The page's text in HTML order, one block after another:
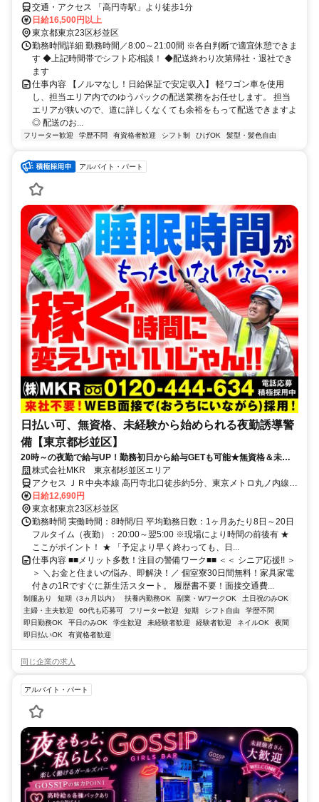
交通・アクセス 「高円寺駅」より徒歩1分
日給16,500円以上
東京都東京23区杉並区
勤務時間詳細 勤務時間／8:00～21:00間 ※各自判断で適宜休憩できま
す ◆上記時間帯でシフト応相談！ ◆配送終わり次第帰社・退社でき
ます
仕事内容 【ノルマなし！日給保証で安定収入】 軽ワゴン車を使用
し、担当エリア内でのゆうパックの配送業務をお任せします。 担当
エリアが狭いので、道に詳しくなくても余裕をもって配送できますよ
◎ 配送のお...
フリーター歓迎 学歴不問 有資格者歓迎 シフト制 ひげOK 髪型・髪色自由
アルバイト・パート
日払い可、無資格、未経験から始められる夜勤誘導警
備【東京都杉並区】
20時～の夜勤で給与UP！勤務初日から給与GETも可能★無資格＆未経
験＆ブランクOK！
株式会社MKR 東京都杉並区エリア
アクセス ＪＲ中央本線 高円寺北口徒歩約5分、東京メトロ丸ノ内線
新高円寺エレベータ出入口徒歩約17分、東京メトロ東西線 中野（東
京都）南口徒歩約18分 東京都杉並区エリア(荻窪駅、上井草駅、久我
山駅)
日給12,690円
東京都東京23区杉並区
勤務時間 実働時間：8時間/日 平均勤務日数：1ヶ月あたり8日～20日
フルタイム（夜勤）：20:00～翌5:00 ※現場により時間の前後有 ★
ここがポイント！ ★ 「予定より早く終わっても、日...
仕事内容 ■■メリット多数！注目の警備ワーク■■ ＜＜ シニア応援!! ＞
＞ ＼お金と住まいの悩み、即解決！／ 個室寮30日間無料！家具家電
付きの1Rですぐに新生活スタート。 履歴書不要！面接交通費...
制服あり 短期（3ヵ月以内） 扶養内勤務OK 副業・WワークOK
土日祝のみOK
主婦・主夫歓迎
60代も応募可 フリーター歓迎 短期 シフト自由
学歴不問
即日勤務OK
平日のみOK 学生歓迎 未経験者歓迎 経験者歓迎 ネイルOK
夜間
即日払いOK
有資格者歓迎
同じ企業の求人
アルバイト・パート